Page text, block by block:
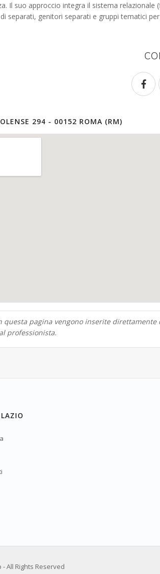
Il suo approccio integra il sistema
separati, genitori separati e gruppi tematici
294 - 00152 ROMA (RM)
pagina vengono inserite
professionista.
- All Rights Reserved